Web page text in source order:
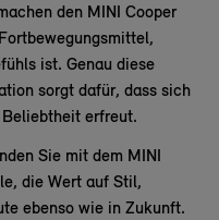
den MINI Cooper
ist. Genau diese
sorgt dafür, dass sich
erfreut.
Sie mit dem MINI
die Wert auf Stil,
ebenso wie in Zukunft.